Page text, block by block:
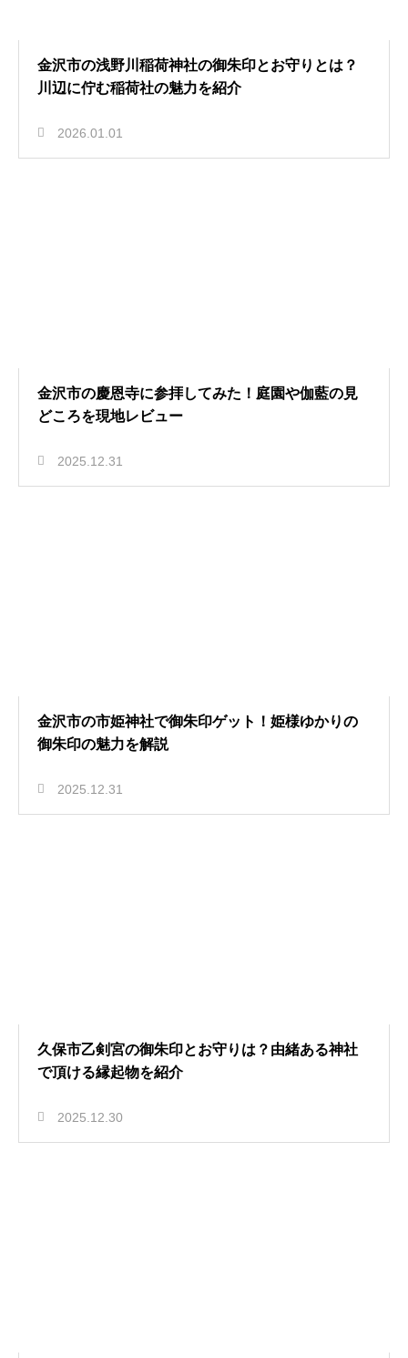
金沢市の浅野川稲荷神社の御朱印とお守りとは？
川辺に佇む稲荷社の魅力を紹介
2026.01.01
金沢市の慶恩寺に参拝してみた！庭園や伽藍の見
どころを現地レビュー
2025.12.31
金沢市の市姫神社で御朱印ゲット！姫様ゆかりの
御朱印の魅力を解説
2025.12.31
久保市乙剣宮の御朱印とお守りは？由緒ある神社
で頂ける縁起物を紹介
2025.12.30